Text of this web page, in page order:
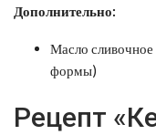
Дополнительно:
Масло сливочное
формы)
Рецепт